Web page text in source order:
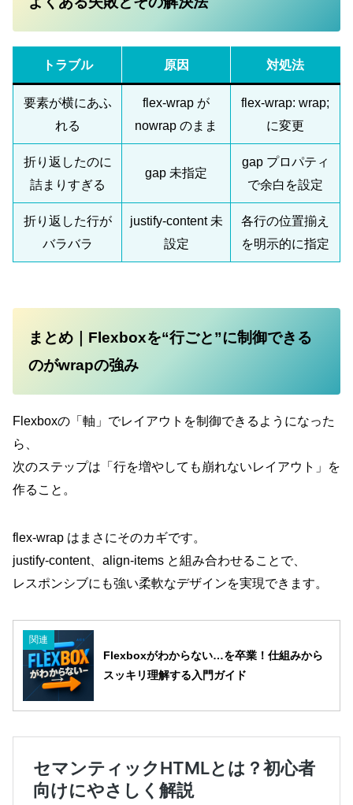
トラブル 原因 対処法
要素が横にあふ
れる
flex-wrap が
nowrap のまま
flex-wrap: wrap;
に変更
折り返したのに
詰まりすぎる
gap 未指定
gap プロパティ
で余白を設定
折り返した行が
バラバラ
justify-content 未
設定
各行の位置揃え
を明示的に指定
まとめ｜Flexboxを“行ごと”に制御できる
のがwrapの強み
Flexboxの「軸」でレイアウトを制御できるようになった
ら、
次のステップは「行を増やしても崩れないレイアウト」を
作ること。
flex-wrap はまさにそのカギです。
justify-content、align-items と組み合わせることで、
レスポンシブにも強い柔軟なデザインを実現できます。
関連
Flexboxがわからない…を卒業！仕組みから
スッキリ理解する入門ガイド